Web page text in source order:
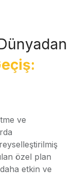
ve
özel plan
etkin ve